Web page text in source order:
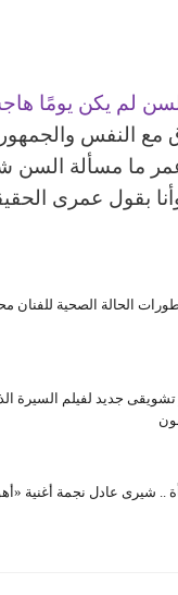
لم يكن يومًا
النفس والجمهور
ما مسألة السن
بقول عمرى
الحالة الصحية للفنان
.. شيرى عادل نجمة أغنية